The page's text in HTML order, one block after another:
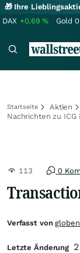
🎁 Ihre
DAX +0,69% Gold
Startseite Aktien
Nachrichten zu ICG
113 0
Verfasst von
Letzte Änderung